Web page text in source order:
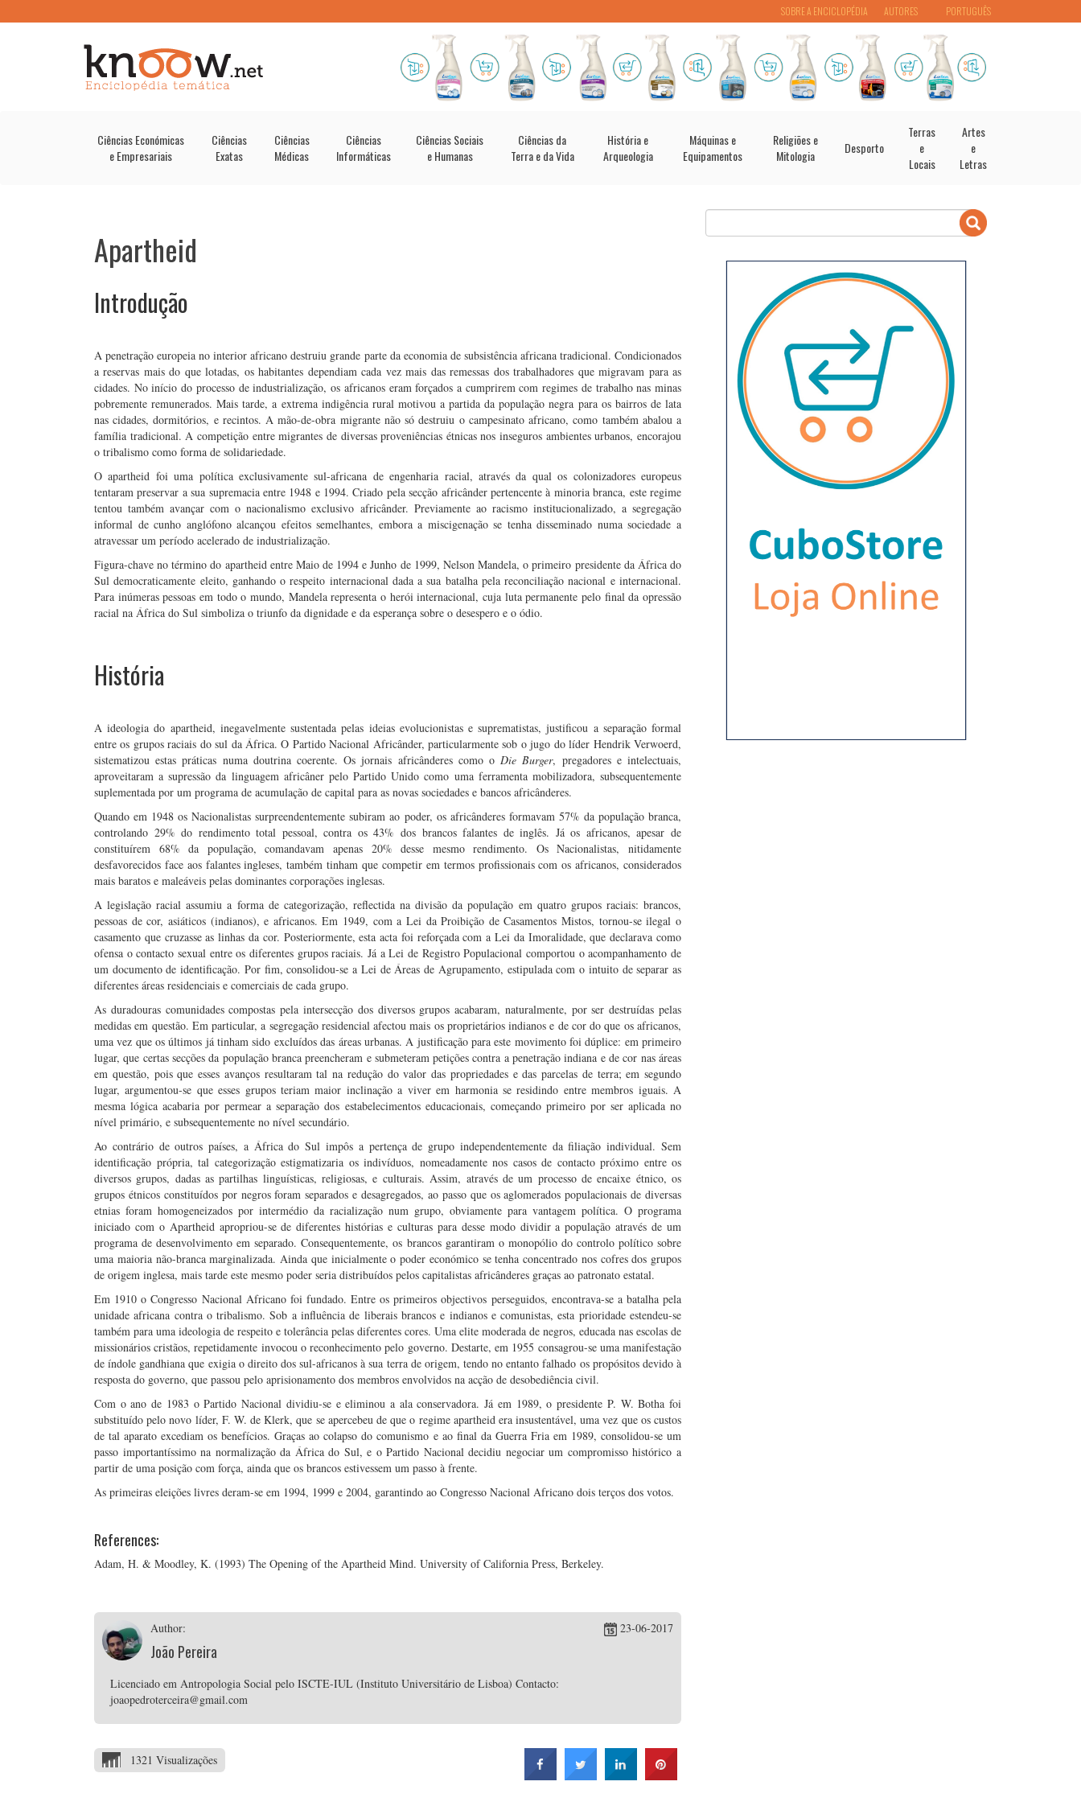
PORTUGUÊS
SOBRE A ENCICLOPÉDIA AUTORES
Ciências Económicas
e Empresariais
Ciências
Exatas
Ciências
Médicas
Ciências
Informáticas
Ciências Sociais
e Humanas
Ciências da
Terra e da Vida
História e
Arqueologia
Máquinas e
Equipamentos
Religiões e
Mitologia
Desporto
Terras
e
Locais
Artes
e
Letras
Apartheid
Introdução
A penetração europeia no interior africano destruiu grande parte da economia de subsistência africana tradicional. Condicionados
a reservas mais do que lotadas, os habitantes dependiam cada vez mais das remessas dos trabalhadores que migravam para as
cidades. No início do processo de industrialização, os africanos eram forçados a cumprirem com regimes de trabalho nas minas
pobremente remunerados. Mais tarde, a extrema indigência rural motivou a partida da população negra para os bairros de lata
nas cidades, dormitórios, e recintos. A mão-de-obra migrante não só destruiu o campesinato africano, como também abalou a
família tradicional. A competição entre migrantes de diversas proveniências étnicas nos inseguros ambientes urbanos, encorajou
o tribalismo como forma de solidariedade.
O apartheid foi uma política exclusivamente sul-africana de engenharia racial, através da qual os colonizadores europeus
tentaram preservar a sua supremacia entre 1948 e 1994. Criado pela secção africânder pertencente à minoria branca, este regime
tentou também avançar com o nacionalismo exclusivo africânder. Previamente ao racismo institucionalizado, a segregação
informal de cunho anglófono alcançou efeitos semelhantes, embora a miscigenação se tenha disseminado numa sociedade a
atravessar um período acelerado de industrialização.
Figura-chave no término do apartheid entre Maio de 1994 e Junho de 1999, Nelson Mandela, o primeiro presidente da África do
Sul democraticamente eleito, ganhando o respeito internacional dada a sua batalha pela reconciliação nacional e internacional.
Para inúmeras pessoas em todo o mundo, Mandela representa o herói internacional, cuja luta permanente pelo final da opressão
racial na África do Sul simboliza o triunfo da dignidade e da esperança sobre o desespero e o ódio.
História
A ideologia do apartheid, inegavelmente sustentada pelas ideias evolucionistas e suprematistas, justificou a separação formal
entre os grupos raciais do sul da África. O Partido Nacional Africânder, particularmente sob o jugo do líder Hendrik Verwoerd,
sistematizou estas práticas numa doutrina coerente. Os jornais africânderes como oDie Burger, pregadores e intelectuais,
aproveitaram a supressão da linguagem africâner pelo Partido Unido como uma ferramenta mobilizadora, subsequentemente
suplementada por um programa de acumulação de capital para as novas sociedades e bancos africânderes.
Quando em 1948 os Nacionalistas surpreendentemente subiram ao poder, os africânderes formavam 57% da população branca,
controlando 29% do rendimento total pessoal, contra os 43% dos brancos falantes de inglês. Já os africanos, apesar de
constituírem 68% da população, comandavam apenas 20% desse mesmo rendimento. Os Nacionalistas, nitidamente
desfavorecidos face aos falantes ingleses, também tinham que competir em termos profissionais com os africanos, considerados
mais baratos e maleáveis pelas dominantes corporações inglesas.
A legislação racial assumiu a forma de categorização, reflectida na divisão da população em quatro grupos raciais: brancos,
pessoas de cor, asiáticos (indianos), e africanos. Em 1949, com a Lei da Proibição de Casamentos Mistos, tornou-se ilegal o
casamento que cruzasse as linhas da cor. Posteriormente, esta acta foi reforçada com a Lei da Imoralidade, que declarava como
ofensa o contacto sexual entre os diferentes grupos raciais. Já a Lei de Registro Populacional comportou o acompanhamento de
um documento de identificação. Por fim, consolidou-se a Lei de Áreas de Agrupamento, estipulada com o intuito de separar as
diferentes áreas residenciais e comerciais de cada grupo.
As duradouras comunidades compostas pela intersecção dos diversos grupos acabaram, naturalmente, por ser destruídas pelas
medidas em questão. Em particular, a segregação residencial afectou mais os proprietários indianos e de cor do que os africanos,
uma vez que os últimos já tinham sido excluídos das áreas urbanas. A justificação para este movimento foi dúplice: em primeiro
lugar, que certas secções da população branca preencheram e submeteram petições contra a penetração indiana e de cor nas áreas
em questão, pois que esses avanços resultaram tal na redução do valor das propriedades e das parcelas de terra; em segundo
lugar, argumentou-se que esses grupos teriam maior inclinação a viver em harmonia se residindo entre membros iguais. A
mesma lógica acabaria por permear a separação dos estabelecimentos educacionais, começando primeiro por ser aplicada no
nível primário, e subsequentemente no nível secundário.
Ao contrário de outros países, a África do Sul impôs a pertença de grupo independentemente da filiação individual. Sem
identificação própria, tal categorização estigmatizaria os indivíduos, nomeadamente nos casos de contacto próximo entre os
diversos grupos, dadas as partilhas linguísticas, religiosas, e culturais. Assim, através de um processo de encaixe étnico, os
grupos étnicos constituídos por negros foram separados e desagregados, ao passo que os aglomerados populacionais de diversas
etnias foram homogeneizados por intermédio da racialização num grupo, obviamente para vantagem política. O programa
iniciado com o Apartheid apropriou-se de diferentes histórias e culturas para desse modo dividir a população através de um
programa de desenvolvimento em separado. Consequentemente, os brancos garantiram o monopólio do controlo político sobre
uma maioria não-branca marginalizada. Ainda que inicialmente o poder económico se tenha concentrado nos cofres dos grupos
de origem inglesa, mais tarde este mesmo poder seria distribuídos pelos capitalistas africânderes graças ao patronato estatal.
Em 1910 o Congresso Nacional Africano foi fundado. Entre os primeiros objectivos perseguidos, encontrava-se a batalha pela
unidade africana contra o tribalismo. Sob a influência de liberais brancos e indianos e comunistas, esta prioridade estendeu-se
também para uma ideologia de respeito e tolerância pelas diferentes cores. Uma elite moderada de negros, educada nas escolas de
missionários cristãos, repetidamente invocou o reconhecimento pelo governo. Destarte, em 1955 consagrou-se uma manifestação
de índole gandhiana que exigia o direito dos sul-africanos à sua terra de origem, tendo no entanto falhado os propósitos devido à
resposta do governo, que passou pelo aprisionamento dos membros envolvidos na acção de desobediência civil.
Com o ano de 1983 o Partido Nacional dividiu-se e eliminou a ala conservadora. Já em 1989, o presidente P. W. Botha foi
substituído pelo novo líder, F. W. de Klerk, que se apercebeu de que o regime apartheid era insustentável, uma vez que os custos
de tal aparato excediam os benefícios. Graças ao colapso do comunismo e ao final da Guerra Fria em 1989, consolidou-se um
passo importantíssimo na normalização da África do Sul, e o Partido Nacional decidiu negociar um compromisso histórico a
partir de uma posição com força, ainda que os brancos estivessem um passo à frente.
As primeiras eleições livres deram-se em 1994, 1999 e 2004, garantindo ao Congresso Nacional Africano dois terços dos votos.
References:
Adam, H. & Moodley, K. (1993) The Opening of the Apartheid Mind. University of California Press, Berkeley.
Author:
João Pereira
23-06-2017
Licenciado em Antropologia Social pelo ISCTE-IUL (Instituto Universitário de Lisboa) Contacto:
joaopedroterceira@gmail.com
1321 Visualizações